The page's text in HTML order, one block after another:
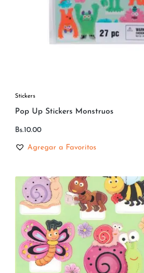
Stickers
Pop Up Stickers Monstruos
Bs.10.00
Agregar a Favoritos